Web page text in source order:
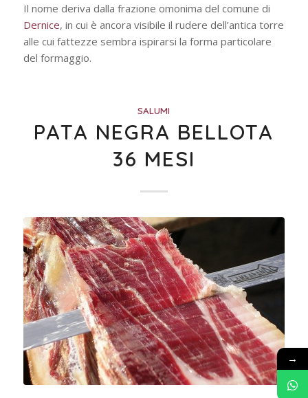
Il nome deriva dalla frazione omonima del comune di
Dernice, in cui è ancora visibile il rudere dell’antica torre
alle cui fattezze sembra ispirarsi la forma particolare
del formaggio.
SALUMI
PATA NEGRA BELLOTA
36 MESI
→